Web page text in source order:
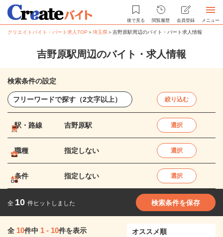
後で見る 閲覧履歴 会員登録 メニュー
クリエイトバイト・パート求人TOP ＞埼玉県＞吉野原駅周辺のバイト・パート求人情報
吉野原駅周辺のバイト・求人情報
検索条件の設定
絞り込む
駅・路線 吉野原駅 選択
職種 指定しない 選択
条件 指定しない 選択
全 10 件ヒットしました 検索条件を保存
全 10件中 1 - 10件を表示